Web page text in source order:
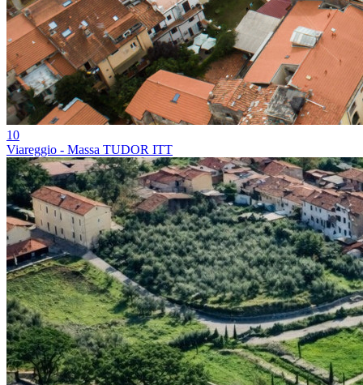
10
Viareggio - Massa TUDOR ITT